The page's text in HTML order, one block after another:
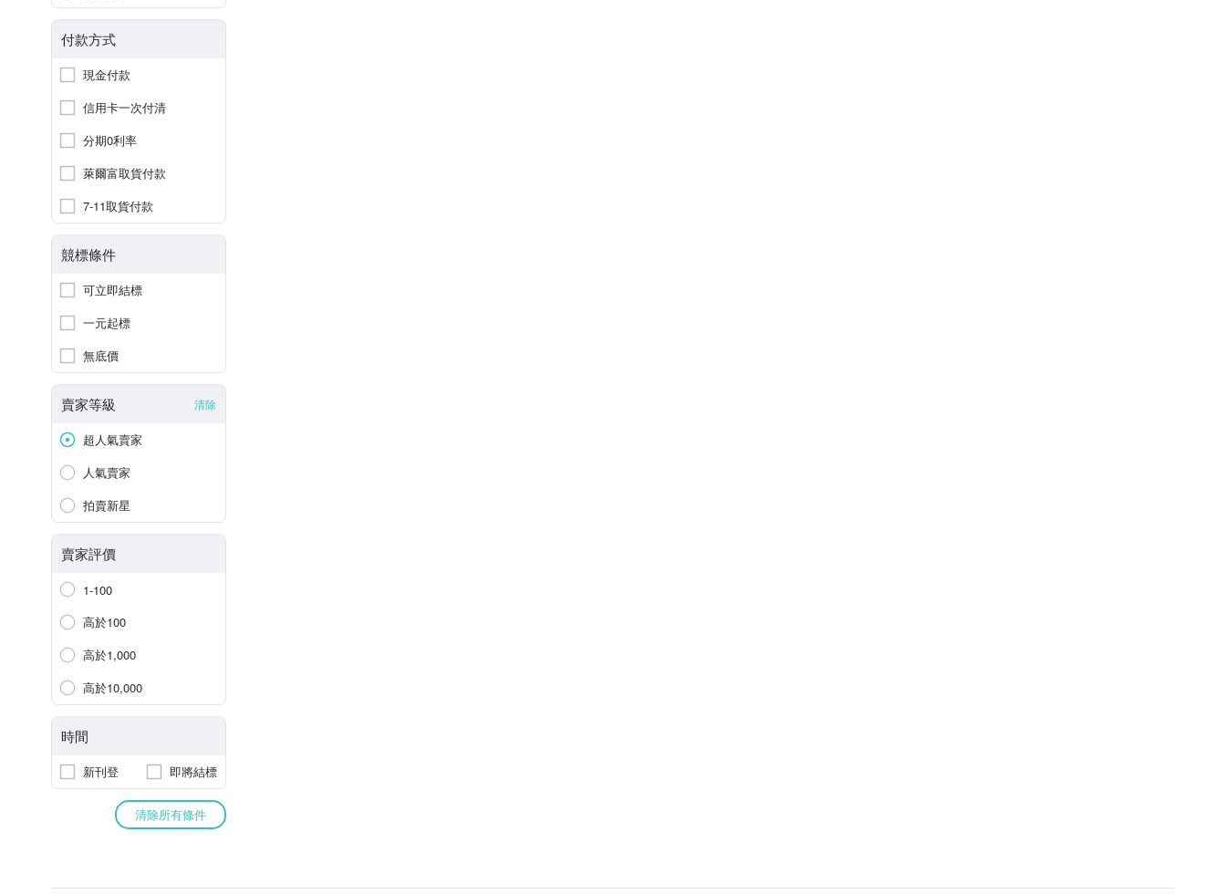
付款方式
現金付款
信用卡一次付清
分期0利率
萊爾富取貨付款
7-11取貨付款
競標條件
可立即結標
一元起標
無底價
賣家等級 清除
超人氣賣家
人氣賣家
拍賣新星
賣家評價
1-100
高於100
高於1,000
高於10,000
時間
新刊登 即將結標
清除所有條件